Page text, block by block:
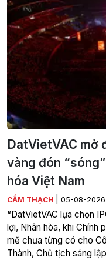
DatVietVAC mở
vàng đón
hóa Việt Nam
CẨM THẠCH 05-08-2026
“DatVietVAC lựa chọn
lợi, Nhân hòa, khi Chính
mẽ chưa từng có cho
Thành, Chủ tịch sáng